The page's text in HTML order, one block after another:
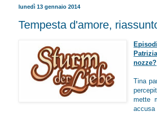
lunedì 13 gennaio 2014
Tempesta d'amore,
nozze?
Tina
mette